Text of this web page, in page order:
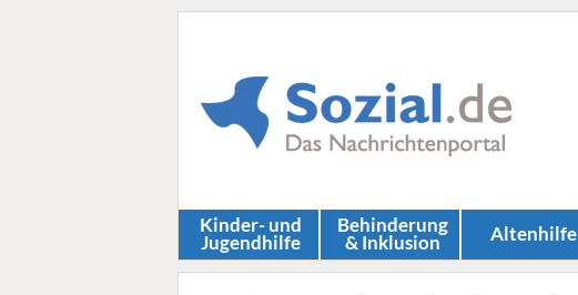
Kinder- und
Jugendhilfe
Behinderung
& Inklusion Altenhilfe